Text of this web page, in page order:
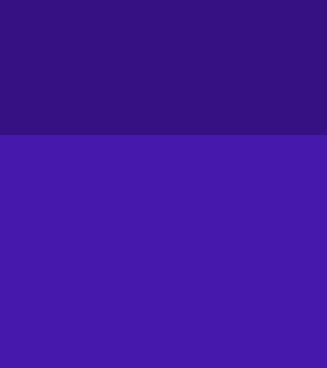
title focuses on using various
and blocking, impeding, and
key price.